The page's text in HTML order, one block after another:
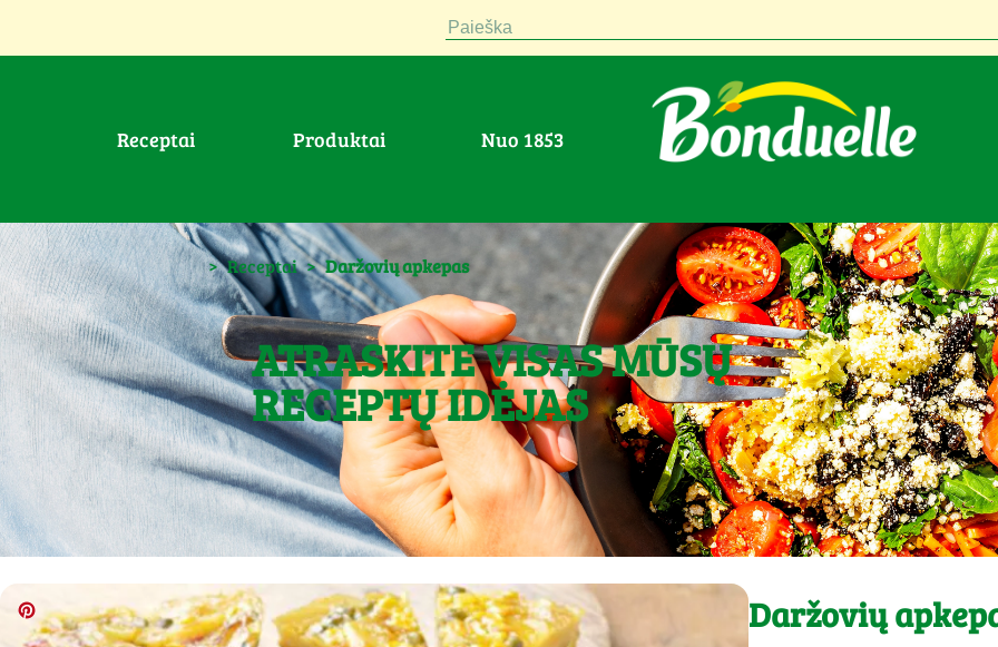
Paieška
Receptai Produktai nuo 1853
> Receptai > Daržovių apkepas
ATRASKITE VISAS MŪSŲ
RECEPTŲ IDĖJAS
Daržovių